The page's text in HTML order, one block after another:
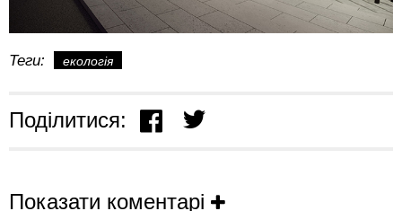
Теги: екологія
Поділитися:
Показати коментарі